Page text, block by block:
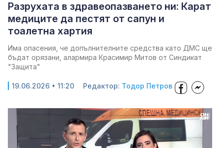
Разрухата в здравеопазването ни: Карат
медиците да пестят от сапун и
тоалетна хартия
Има опасения, че допълнителните средства като ДМС ще
бъдат орязани, алармира Красимир Митов от Синдикат
"Защита"
19.06.2026 • 11:20 Редактор: Тодор Петров